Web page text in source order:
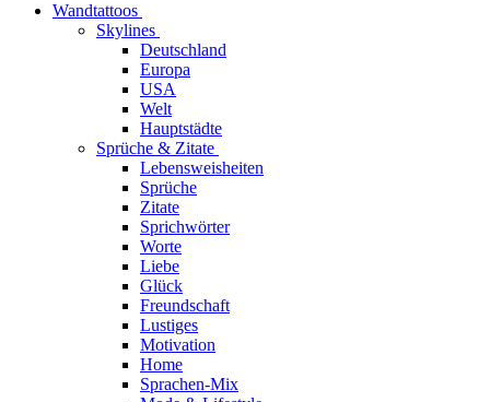
Wandtattoos
Skylines
Deutschland
Europa
USA
Welt
Hauptstädte
Sprüche & Zitate
Lebensweisheiten
Sprüche
Zitate
Sprichwörter
Worte
Liebe
Glück
Freundschaft
Lustiges
Motivation
Home
Sprachen-Mix